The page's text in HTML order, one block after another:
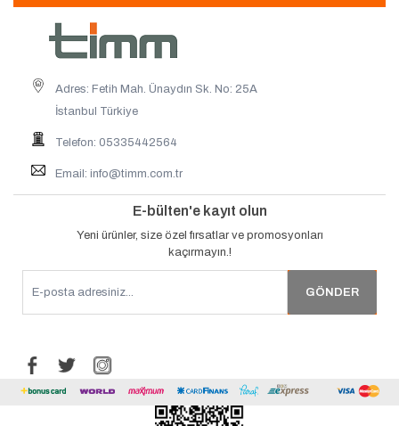
Adres: Fetih Mah. Ünaydın Sk. No: 25A
İstanbul Türkiye
Telefon: 05335442564
Email: info@timm.com.tr
E-bülten'e kayıt olun
Yeni ürünler, size özel fırsatlar ve promosyonları
kaçırmayın.!